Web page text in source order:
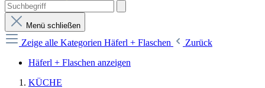
Menü schließen
Zeige alle Kategorien Häferl + Flaschen
Zurück
Häferl + Flaschen anzeigen
KÜCHE